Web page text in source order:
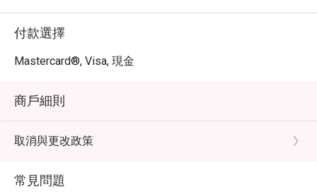
付款選擇
Mastercard®, Visa, 現金
商戶細則
取消與更改政策
常見問題